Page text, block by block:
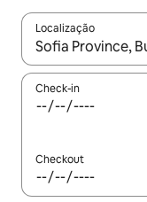
Localização
Quando os
Check-in
Checkout